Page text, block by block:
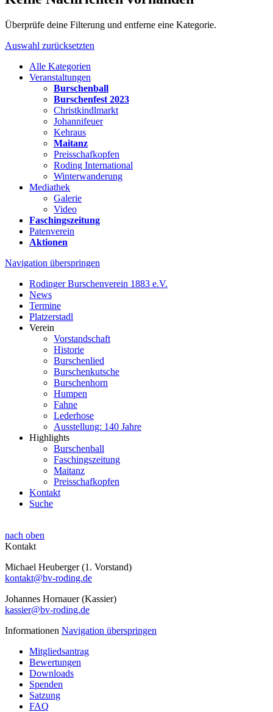
Überprüfe deine Filterung und entferne eine Kategorie.
Auswahl zurücksetzten
Alle Kategorien
Veranstaltungen
Burschenball
Burschenfest 2023
Christkindlmarkt
Johannifeuer
Kehraus
Maitanz
Preisschafkopfen
Roding International
Winterwanderung
Mediathek
Galerie
Video
Faschingszeitung
Patenverein
Aktionen
Navigation überspringen
Rodinger Burschenverein 1883 e.V.
News
Termine
Platzerstadl
Verein
Vorstandschaft
Historie
Burschenlied
Burschenkutsche
Burschenhorn
Humpen
Fahne
Lederhose
Ausstellung: 140 Jahre
Highlights
Burschenball
Faschingszeitung
Maitanz
Preisschafkopfen
Kontakt
Suche
nach oben
Kontakt
Michael Heuberger (1. Vorstand)
kontakt@bv-roding.de
Johannes Hornauer (Kassier)
kassier@bv-roding.de
Informationen Navigation überspringen
Mitgliedsantrag
Bewertungen
Downloads
Spenden
Satzung
FAQ